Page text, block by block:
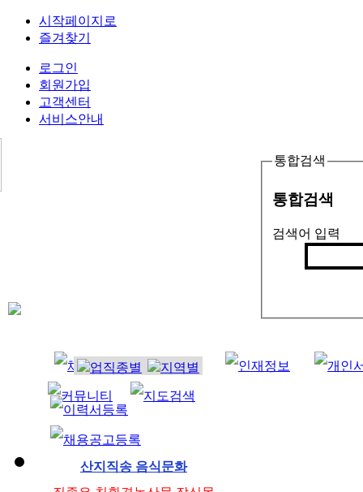
시작페이지로
즐겨찾기
로그인
회원가입
고객센터
서비스안내
통합검색
통합검색
검색어 입력
산지직송 음식문화